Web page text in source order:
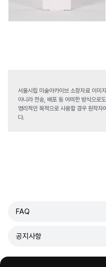
서울시립 미술아카이브 소장자료 이미
아니라 전송, 배포 등 어떠한 방식으로
영리적인 목적으로 사용할 경우 원작자
다.
FAQ
공지사항